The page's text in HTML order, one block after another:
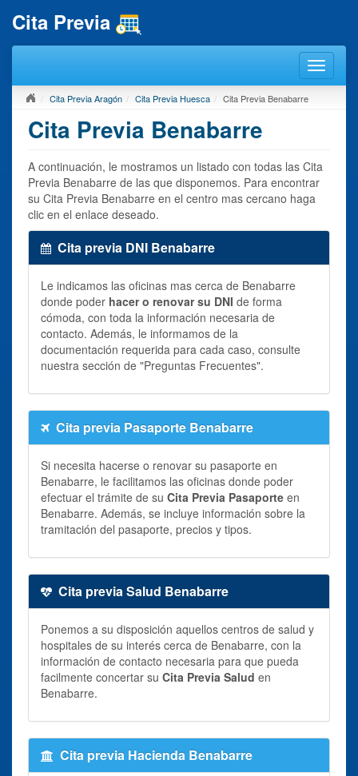
Cita Previa
Cita Previa Aragón Cita Previa Huesca Cita Previa Benabarre
Cita Previa Benabarre
A continuación, le mostramos un listado con todas las Cita
Previa Benabarre de las que disponemos. Para encontrar
su Cita Previa Benabarre en el centro mas cercano haga
clic en el enlace deseado.
Cita previa DNI Benabarre
Le indicamos las oficinas mas cerca de Benabarre
donde poder hacer o renovar su DNI de forma
cómoda, con toda la información necesaria de
contacto. Además, le informamos de la
documentación requerida para cada caso, consulte
nuestra sección de "Preguntas Frecuentes".
Cita previa Pasaporte Benabarre
Si necesita hacerse o renovar su pasaporte en
Benabarre, le facilitamos las oficinas donde poder
efectuar el trámite de su Cita Previa Pasaporte en
Benabarre. Además, se incluye información sobre la
tramitación del pasaporte, precios y tipos.
Cita previa Salud Benabarre
Ponemos a su disposición aquellos centros de salud y
hospitales de su interés cerca de Benabarre, con la
información de contacto necesaria para que pueda
facilmente concertar su Cita Previa Salud en
Benabarre.
Cita previa Hacienda Benabarre